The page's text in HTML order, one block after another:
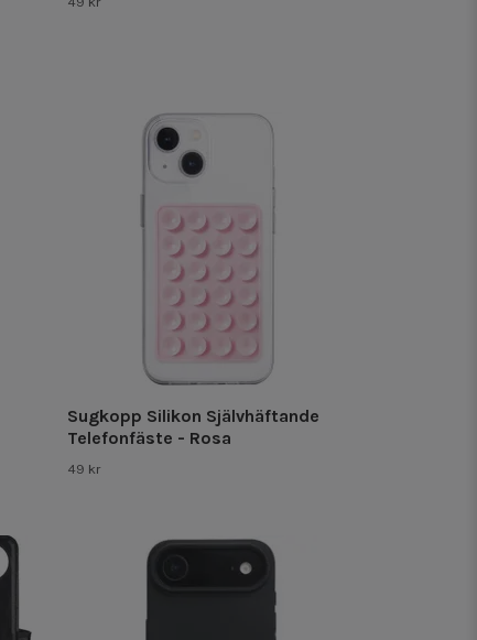
Sugkopp Silikon Självhäftande
Telefonfäste - Rosa
49 kr